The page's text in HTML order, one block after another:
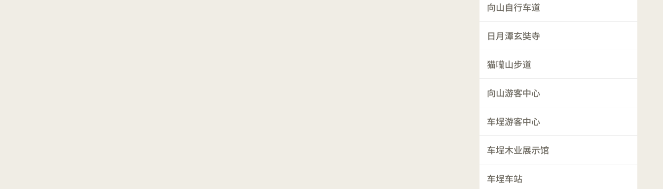
向山自行车道
日月潭玄奘寺
猫囒山步道
向山游客中心
车埕游客中心
车埕木业展示馆
车埕车站